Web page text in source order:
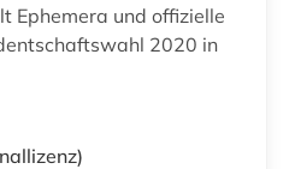
Ephemera und offizielle
2020 in